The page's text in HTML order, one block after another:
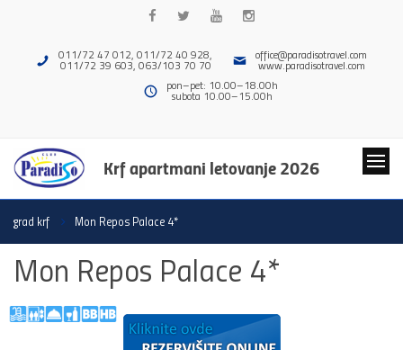
011/72 47 012, 011/72 40 928,
011/72 39 603, 063/103 70 70
office@paradisotravel.com
www.paradisotravel.com
pon–pet: 10.00–18.00h
subota 10.00–15.00h
Krf apartmani letovanje 2026
grad krf Mon Repos Palace 4*
Mon Repos Palace 4*